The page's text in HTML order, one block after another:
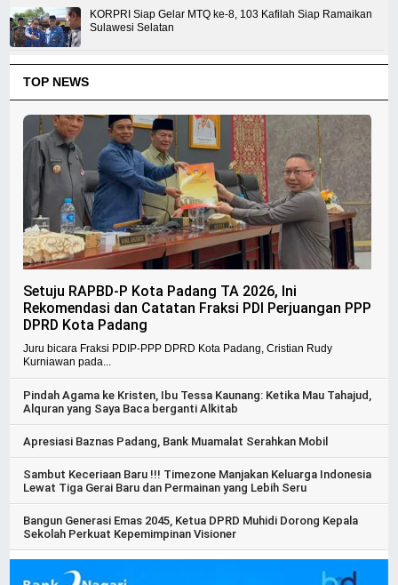
KORPRI Siap Gelar MTQ ke-8, 103 Kafilah Siap Ramaikan
Sulawesi Selatan
TOP NEWS
Setuju RAPBD-P Kota Padang TA 2026, Ini
Rekomendasi dan Catatan Fraksi PDI Perjuangan PPP
DPRD Kota Padang
Juru bicara Fraksi PDIP-PPP DPRD Kota Padang, Cristian Rudy
Kurniawan pada...
Pindah Agama ke Kristen, Ibu Tessa Kaunang: Ketika Mau Tahajud,
Alquran yang Saya Baca berganti Alkitab
Apresiasi Baznas Padang, Bank Muamalat Serahkan Mobil
Sambut Keceriaan Baru !!! Timezone Manjakan Keluarga Indonesia
Lewat Tiga Gerai Baru dan Permainan yang Lebih Seru
Bangun Generasi Emas 2045, Ketua DPRD Muhidi Dorong Kepala
Sekolah Perkuat Kepemimpinan Visioner